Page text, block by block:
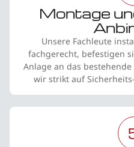
Montage
Unsere Fachleute
fachgerecht, befestigen
Anlage an das
wir strikt auf